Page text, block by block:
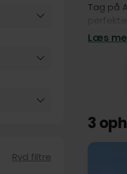
Ryd filtre
Tag på
her!
Læs
3